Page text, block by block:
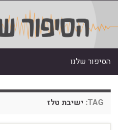
הסיפור שלנו
TAG: ישיבת טלז